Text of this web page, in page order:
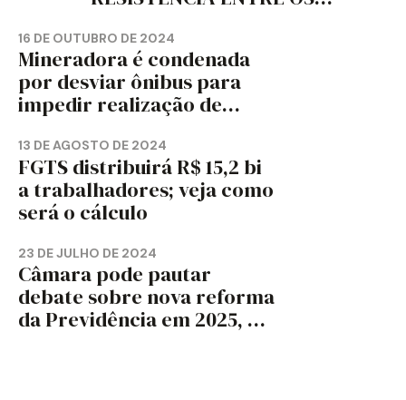
16 DE OUTUBRO DE 2024
Mineradora é condenada
por desviar ônibus para
impedir realização de
13 DE AGOSTO DE 2024
FGTS distribuirá R$ 15,2 bi
a trabalhadores; veja como
será o cálculo
23 DE JULHO DE 2024
Câmara pode pautar
debate sobre nova reforma
da Previdência em 2025, diz